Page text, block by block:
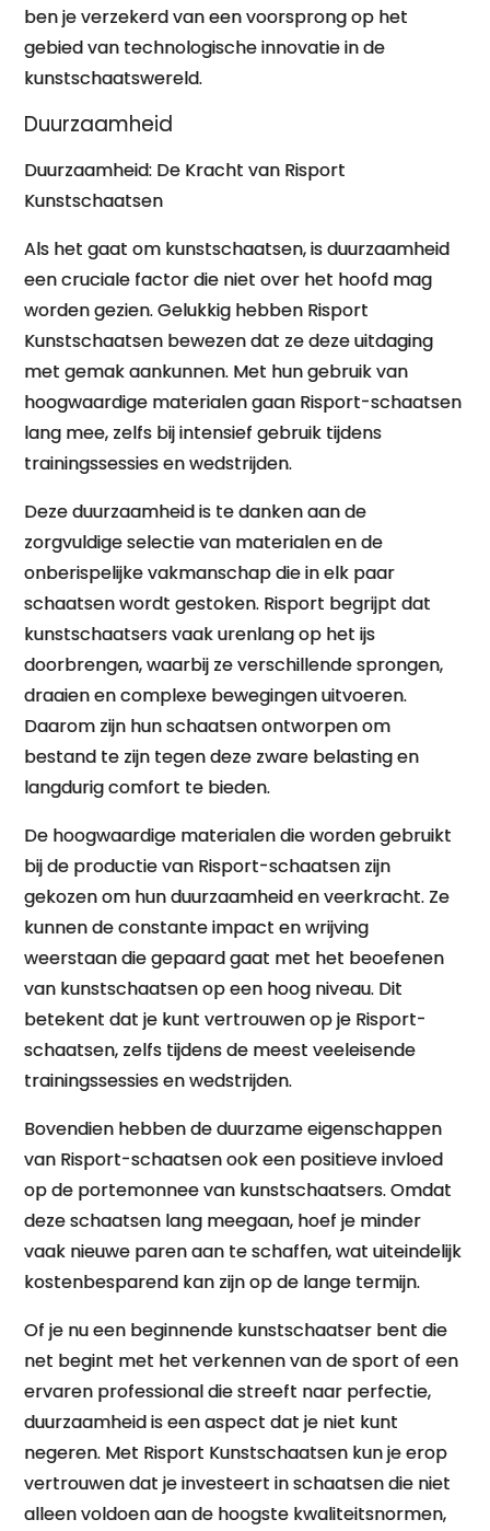
ben je verzekerd van een voorsprong op het
gebied van technologische innovatie in de
kunstschaatswereld.
Duurzaamheid
Duurzaamheid: De Kracht van Risport
Kunstschaatsen
Als het gaat om kunstschaatsen, is duurzaamheid
een cruciale factor die niet over het hoofd mag
worden gezien. Gelukkig hebben Risport
Kunstschaatsen bewezen dat ze deze uitdaging
met gemak aankunnen. Met hun gebruik van
hoogwaardige materialen gaan Risport-schaatsen
lang mee, zelfs bij intensief gebruik tijdens
trainingssessies en wedstrijden.
Deze duurzaamheid is te danken aan de
zorgvuldige selectie van materialen en de
onberispelijke vakmanschap die in elk paar
schaatsen wordt gestoken. Risport begrijpt dat
kunstschaatsers vaak urenlang op het ijs
doorbrengen, waarbij ze verschillende sprongen,
draaien en complexe bewegingen uitvoeren.
Daarom zijn hun schaatsen ontworpen om
bestand te zijn tegen deze zware belasting en
langdurig comfort te bieden.
De hoogwaardige materialen die worden gebruikt
bij de productie van Risport-schaatsen zijn
gekozen om hun duurzaamheid en veerkracht. Ze
kunnen de constante impact en wrijving
weerstaan die gepaard gaat met het beoefenen
van kunstschaatsen op een hoog niveau. Dit
betekent dat je kunt vertrouwen op je Risport-
schaatsen, zelfs tijdens de meest veeleisende
trainingssessies en wedstrijden.
Bovendien hebben de duurzame eigenschappen
van Risport-schaatsen ook een positieve invloed
op de portemonnee van kunstschaatsers. Omdat
deze schaatsen lang meegaan, hoef je minder
vaak nieuwe paren aan te schaffen, wat uiteindelijk
kostenbesparend kan zijn op de lange termijn.
Of je nu een beginnende kunstschaatser bent die
net begint met het verkennen van de sport of een
ervaren professional die streeft naar perfectie,
duurzaamheid is een aspect dat je niet kunt
negeren. Met Risport Kunstschaatsen kun je erop
vertrouwen dat je investeert in schaatsen die niet
alleen voldoen aan de hoogste kwaliteitsnormen,